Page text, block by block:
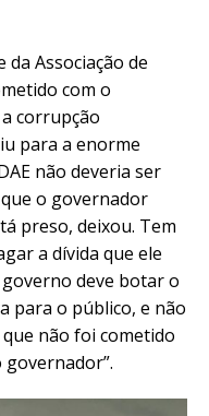
Associação de
com o
corrupção
para a enorme
não deveria ser
o governador
preso, deixou. Tem
a dívida que ele
governo deve botar o
para o público, e não
não foi cometido